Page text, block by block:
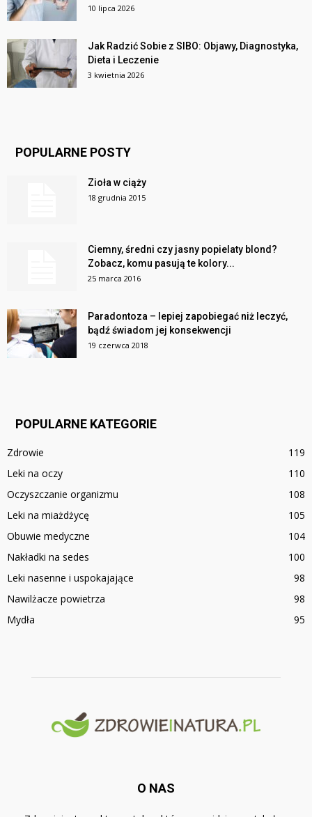
10 lipca 2026
Jak Radzić Sobie z SIBO: Objawy, Diagnostyka,
Dieta i Leczenie
3 kwietnia 2026
POPULARNE POSTY
Zioła w ciąży
18 grudnia 2015
Ciemny, średni czy jasny popielaty blond?
Zobacz, komu pasują te kolory...
25 marca 2016
Paradontoza – lepiej zapobiegać niż leczyć,
bądź świadom jej konsekwencji
19 czerwca 2018
POPULARNE KATEGORIE
Zdrowie
119
Leki na oczy
110
Oczyszczanie organizmu
108
Leki na miażdżycę
105
Obuwie medyczne
104
Nakładki na sedes
100
Leki nasenne i uspokajające
98
Nawilżacze powietrza
98
Mydła
95
O NAS